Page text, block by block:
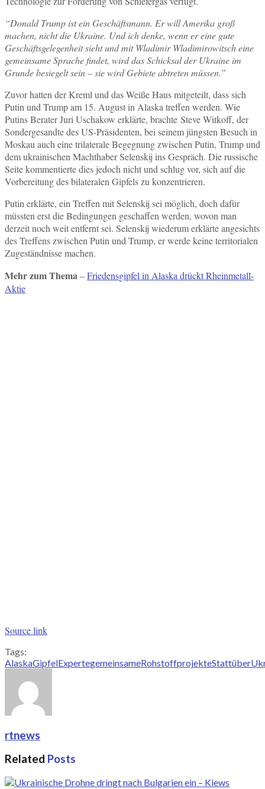
“Donald Trump ist ein Geschäftsmann. Er will Amerika groß
machen, nicht die Ukraine. Und ich denke, wenn er eine gute
Geschäftsgelegenheit sieht und mit Wladimir Wladimirowitsch eine
gemeinsame Sprache findet, wird das Schicksal der Ukraine im
Grunde besiegelt sein – sie wird Gebiete abtreten müssen.”
Zuvor hatten der Kreml und das Weiße Haus mitgeteilt, dass sich
Putin und Trump am 15. August in Alaska treffen werden. Wie
Putins Berater Juri Uschakow erklärte, brachte Steve Witkoff, der
Sondergesandte des US-Präsidenten, bei seinem jüngsten Besuch in
Moskau auch eine trilaterale Begegnung zwischen Putin, Trump und
dem ukrainischen Machthaber Selenskij ins Gespräch. Die russische
Seite kommentierte dies jedoch nicht und schlug vor, sich auf die
Vorbereitung des bilateralen Gipfels zu konzentrieren.
Putin erklärte, ein Treffen mit Selenskij sei möglich, doch dafür
müssten erst die Bedingungen geschaffen werden, wovon man
derzeit noch weit entfernt sei. Selenskij wiederum erklärte angesichts
des Treffens zwischen Putin und Trump, er werde keine territorialen
Zugeständnisse machen.
Mehr zum Thema–Friedensgipfel in Alaska drückt Rheinmetall-
Aktie
Source link
Tags:
AlaskaGipfelExpertegemeinsameRohstoffprojekteStattüber
rtnews
Related Posts